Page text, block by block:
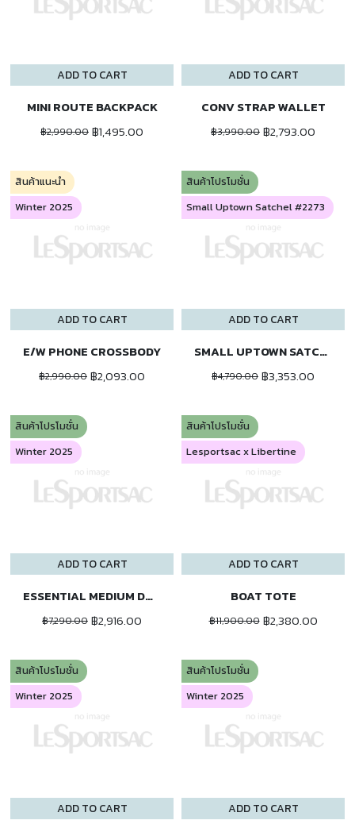
ADD TO CART
MINI ROUTE BACKPACK
฿2,990.00 ฿1,495.00
ADD TO CART
CONV STRAP WALLET
฿3,990.00 ฿2,793.00
ADD TO CART
สินค้าแนะนำ
Winter 2025
E/W PHONE CROSSBODY
฿2,990.00 ฿2,093.00
ADD TO CART
สินค้าโปรโมชั่น
Small Uptown Satchel #2273
SMALL UPTOWN SATCHEL
฿4,790.00 ฿3,353.00
ADD TO CART
สินค้าโปรโมชั่น
Winter 2025
ESSENTIAL MEDIUM DUFFLE
฿7,290.00 ฿2,916.00
ADD TO CART
สินค้าโปรโมชั่น
Lesportsac x Libertine
BOAT TOTE
฿11,900.00 ฿2,380.00
ADD TO CART
สินค้าโปรโมชั่น
Winter 2025
ADD TO CART
สินค้าโปรโมชั่น
Winter 2025